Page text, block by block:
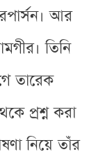
আর
তিনি
তারেক
প্রশ্ন করা
নিয়ে তাঁর